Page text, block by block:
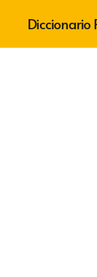
Diccionario